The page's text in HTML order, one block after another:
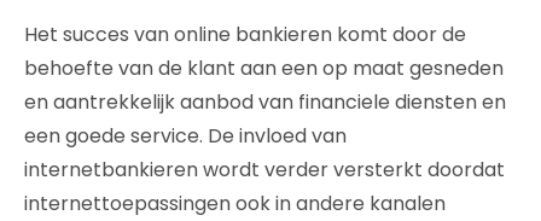
Het succes van online bankieren komt door de
behoefte van de klant aan een op maat gesneden
en aantrekkelijk aanbod van financiele diensten en
een goede service. De invloed van
internetbankieren wordt verder versterkt doordat
internettoepassingen ook in andere kanalen